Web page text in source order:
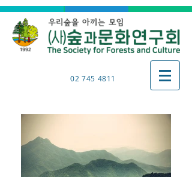
02 745 4811